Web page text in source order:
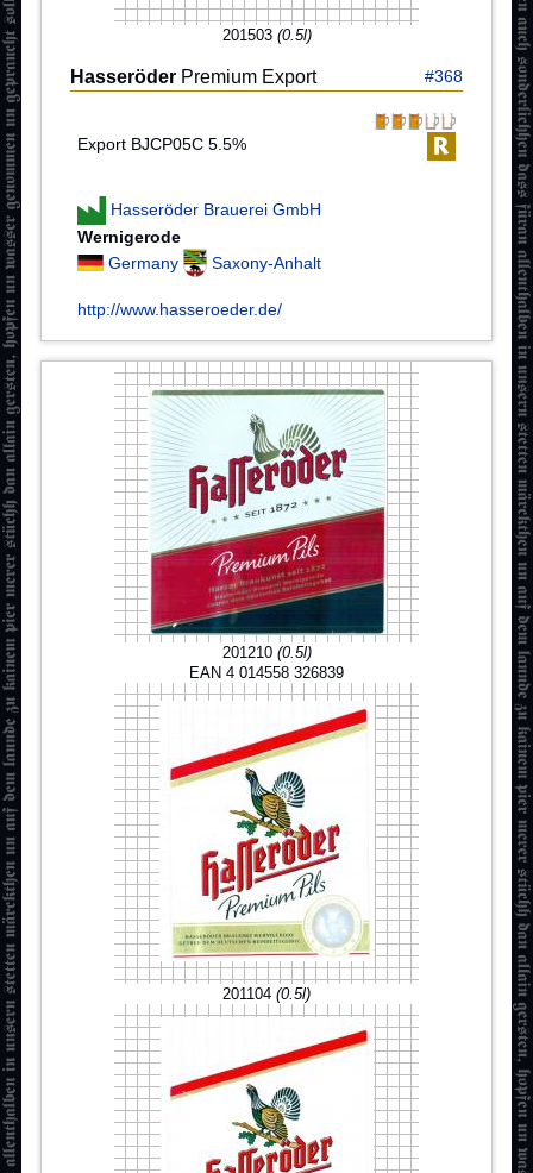
201503 (0.5l)
Hasseröder Premium Export #368
Export BJCP05C 5.5%
Hasseröder Brauerei GmbH
Wernigerode
Germany
Saxony-Anhalt
http://www.hasseroeder.de/
201210 (0.5l)
EAN 4 014558 326839
201104 (0.5l)